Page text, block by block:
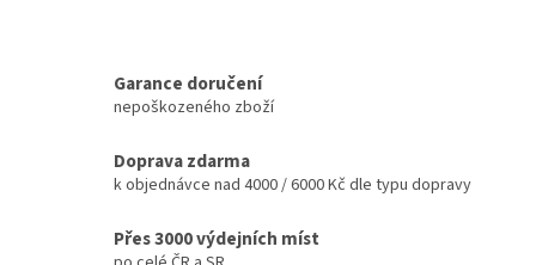
Garance doručení
nepoškozeného zboží
Doprava zdarma
k objednávce nad 4000 / 6000 Kč dle typu dopravy
Přes 3000 výdejních míst